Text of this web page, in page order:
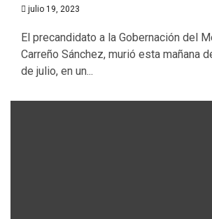
julio 19, 2023
El precandidato a la Gobernación del
Carreño Sánchez, murió esta mañana
de julio, en un...